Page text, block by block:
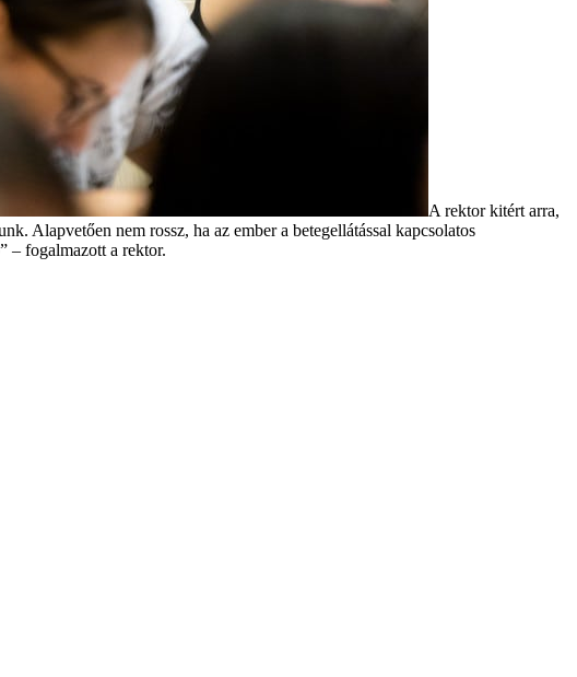
A rektor kitért arra,
Alapvetően nem rossz, ha az ember a betegellátással kapcsolatos
– fogalmazott a rektor.